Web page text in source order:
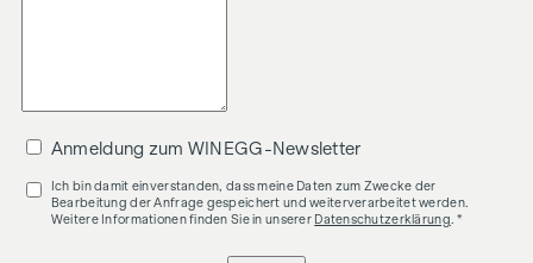
Anmeldung zum WINEGG-Newsletter
Ich bin damit einverstanden, dass meine Daten zum Zwecke der
Bearbeitung der Anfrage gespeichert und weiterverarbeitet werden.
Weitere Informationen finden Sie in unserer Datenschutzerklärung . *